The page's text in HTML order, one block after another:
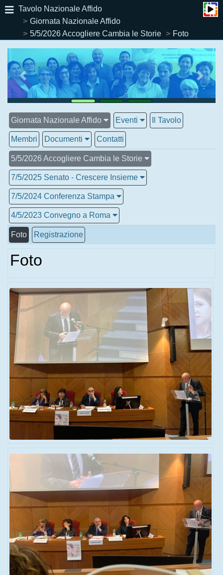
Tavolo Nazionale Affido
Giornata Nazionale Affido
5/5/2026 Accogliere Cambia le Storie
Foto
Giornata Nazionale Affido Eventi Il Tavolo
Membri Documenti Contatti
5/5/2026 Accogliere Cambia le Storie
7/5/2025 Senato - Crescere Insieme
7/5/2024 Conferenza Stampa
4/5/2023 Convegno a Roma
Foto Registrazione
Foto